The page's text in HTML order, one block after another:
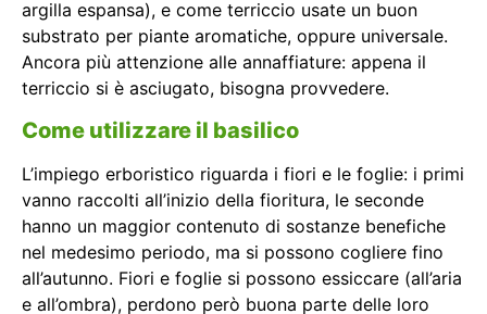
argilla espansa), e come terriccio usate un buon
substrato per piante aromatiche, oppure universale.
Ancora più attenzione alle annaffiature: appena il
terriccio si è asciugato, bisogna provvedere.
Come utilizzare il basilico
L’impiego erboristico riguarda i fiori e le foglie: i primi
vanno raccolti all’inizio della fioritura, le seconde
hanno un maggior contenuto di sostanze benefiche
nel medesimo periodo, ma si possono cogliere fino
all’autunno. Fiori e foglie si possono essiccare (all’aria
e all’ombra), perdono però buona parte delle loro